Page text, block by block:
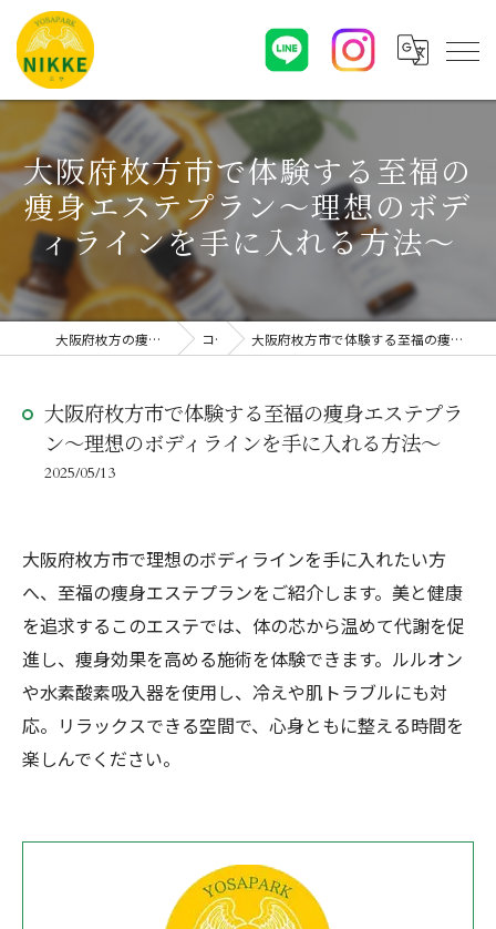
大阪府枚方市で体験する至福の
痩身エステプラン〜理想のボデ
ィラインを手に入れる方法〜
大阪府枚方の痩身エステならYOSAPARK NIKKE コラム 大阪府枚方市で体験する至福の痩身エステプラン〜理想のボディラインを手に入れる方法〜
大阪府枚方市で体験する至福の痩身エステプラ
ン〜理想のボディラインを手に入れる方法〜
2025/05/13
大阪府枚方市で理想のボディラインを手に入れたい方
へ、至福の痩身エステプランをご紹介します。美と健康
を追求するこのエステでは、体の芯から温めて代謝を促
進し、痩身効果を高める施術を体験できます。ルルオン
や水素酸素吸入器を使用し、冷えや肌トラブルにも対
応。リラックスできる空間で、心身ともに整える時間を
楽しんでください。